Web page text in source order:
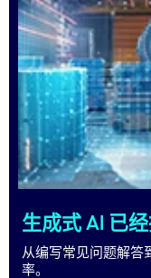
生成式 AI 已经
从编写常见问题解答
率。